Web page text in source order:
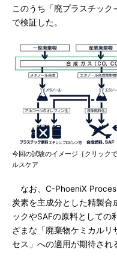
このうち「廃プラスチッ
で検証した。
今回の試験のイメージ［クリック
ルスケア
なお、C-PhoeniX
炭素を主成分とした精製合
ックやSAFの原料としての
ざまな「廃棄物ケミカル
セス」への適用が期待され